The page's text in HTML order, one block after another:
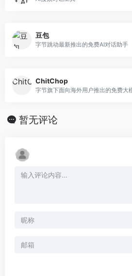
豆包
字节跳动最新推出的免费AI对话助手
ChitChop
字节旗下面向海外用户推出的免费大
暂无评论